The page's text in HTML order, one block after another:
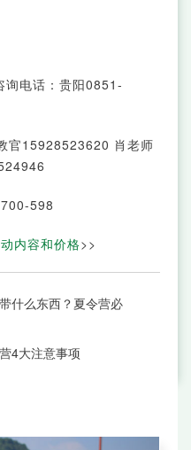
询电话：贵阳0851-
官15928523620 肖老师
598
内容和价格>>
什么东西？夏令营必
4大注意事项